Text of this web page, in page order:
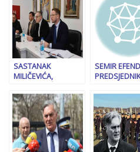
SASTANAK
MILIČEVIĆA,
STANIVUKOVIĆA U I.
SARAJEVU: “Dva
Srbina, dva Hrvata i
četiri Bošnjaka,
dakle 8:7“
SEMIR
opasan po
način na koji
Srbiju